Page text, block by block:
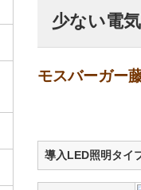
少ない電
モスバーガー
導入LED照明タイ